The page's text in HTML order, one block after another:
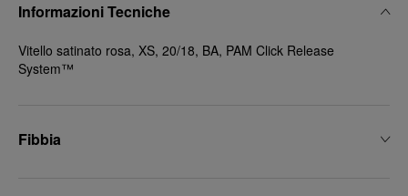
Informazioni Tecniche
Vitello satinato rosa, XS, 20/18, BA, PAM Click Release
System™
Fibbia